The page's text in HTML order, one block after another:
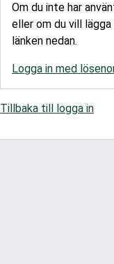
Om du inte har
eller om du vill
länken nedan.
Logga in med
Tillbaka till logga in